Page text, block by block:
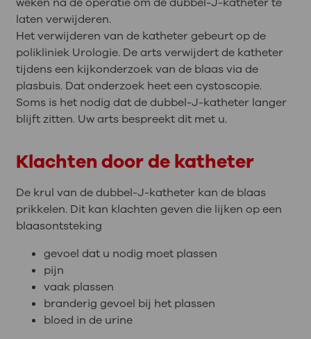
laten verwijderen.
Het verwijderen van de katheter gebeurt op de
polikliniek Urologie. De arts verwijdert de katheter
tijdens een kijkonderzoek van de blaas via de
plasbuis. Dat onderzoek heet een cystoscopie.
Soms is het nodig dat de dubbel-J-katheter langer
blijft zitten. Uw arts bespreekt dit met u.
Klachten door de katheter
De krul van de dubbel-J-katheter kan de blaas
prikkelen. Dit kan klachten geven die lijken op een
blaasontsteking
gevoel dat u nodig moet plassen
pijn
vaak plassen
branderig gevoel bij het plassen
bloed in de urine